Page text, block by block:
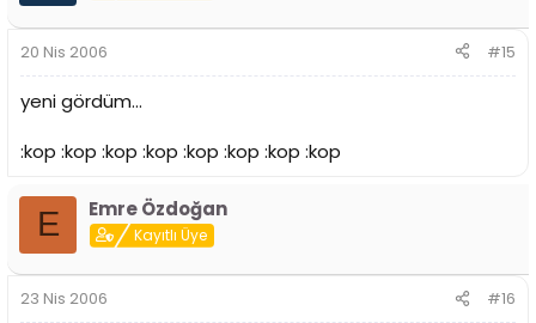
20 Nis 2006 #15
yeni gördüm...
:kop :kop :kop :kop :kop :kop :kop :kop
E Emre Özdoğan
Kayıtlı Üye
23 Nis 2006 #16